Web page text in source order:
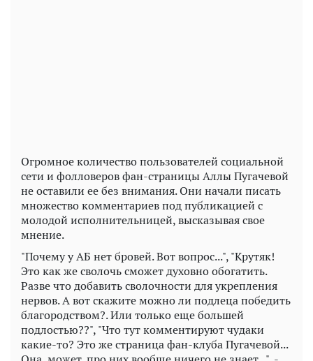
Огромное количество пользователей социальной
сети и фолловеров фан-страницы Аллы Пугачевой
не оставили ее без внимания. Они начали писать
множество комментариев под публикацией с
молодой исполнительницей, высказывая свое
мнение.
"Почему у АБ нет бровей. Вот вопрос...", "Крутяк!
Это как же сволочь сможет духовно обогатить.
Разве что добавить сволочности для укрепления
нервов. А вот скажите можно ли подлеца победить
благородством?. Или только еще большей
подлостью??", "Что тут комментируют чудаки
какие-то? Это же страница фан-клуба Пугачевой...